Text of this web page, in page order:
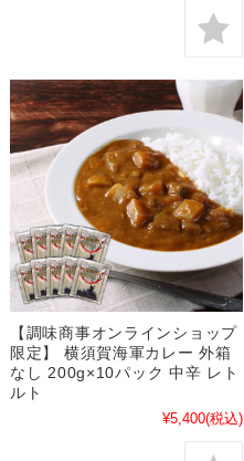
【調味商事オンラインショップ
限定】 横須賀海軍カレー 外箱
なし 200g×10パック 中辛 レト
ルト
¥5,400(税込)